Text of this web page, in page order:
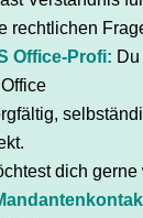
rechtlichen
Office-Profi:
dich